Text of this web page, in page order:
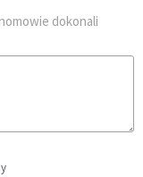
dokonali